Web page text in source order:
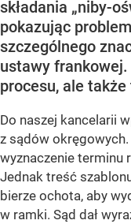
składania „niby-
pokazując
szczególnego
ustawy
procesu, ale
Do naszej kancelarii
z sądów
wyznaczenie terminu
Jednak treść
bierze ochota, aby
w ramki. Sąd dał